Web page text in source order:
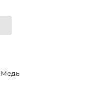
Медь